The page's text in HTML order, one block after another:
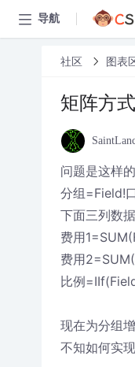
导航
社区 图表
矩阵方
问题是这样
分组=Field!
下面三列数据
费用
费用
比例
现在为分组
不知如何实现